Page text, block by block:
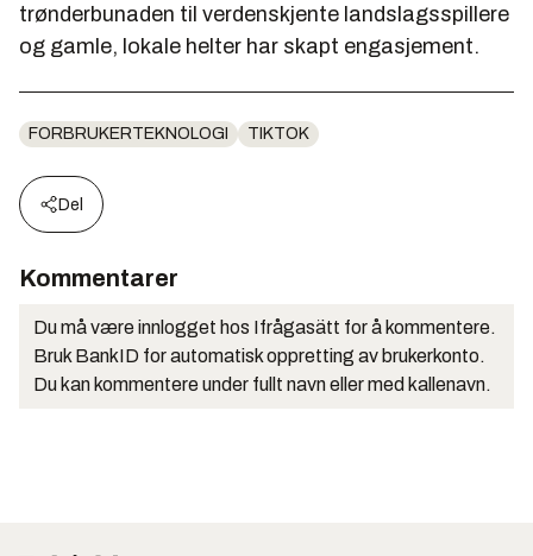
trønderbunaden til verdenskjente landslagsspillere
og gamle, lokale helter har skapt engasjement.
FORBRUKERTEKNOLOGI TIKTOK
Del
Kommentarer
Du må være innlogget hos Ifrågasätt for å kommentere.
Bruk BankID for automatisk oppretting av brukerkonto.
Du kan kommentere under fullt navn eller med kallenavn.